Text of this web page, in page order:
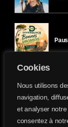
Cookies
Nous utilisons
navigation,
et analyser
consentez à
Ici